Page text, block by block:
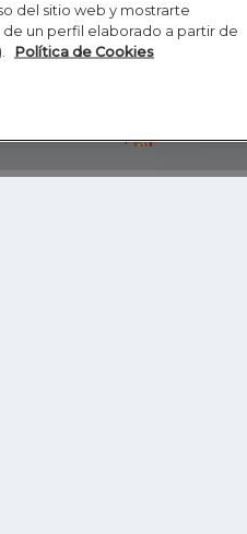
Inicio RSS
del sitio web y mostrarte
un perfil elaborado a partir de
Política de Cookies